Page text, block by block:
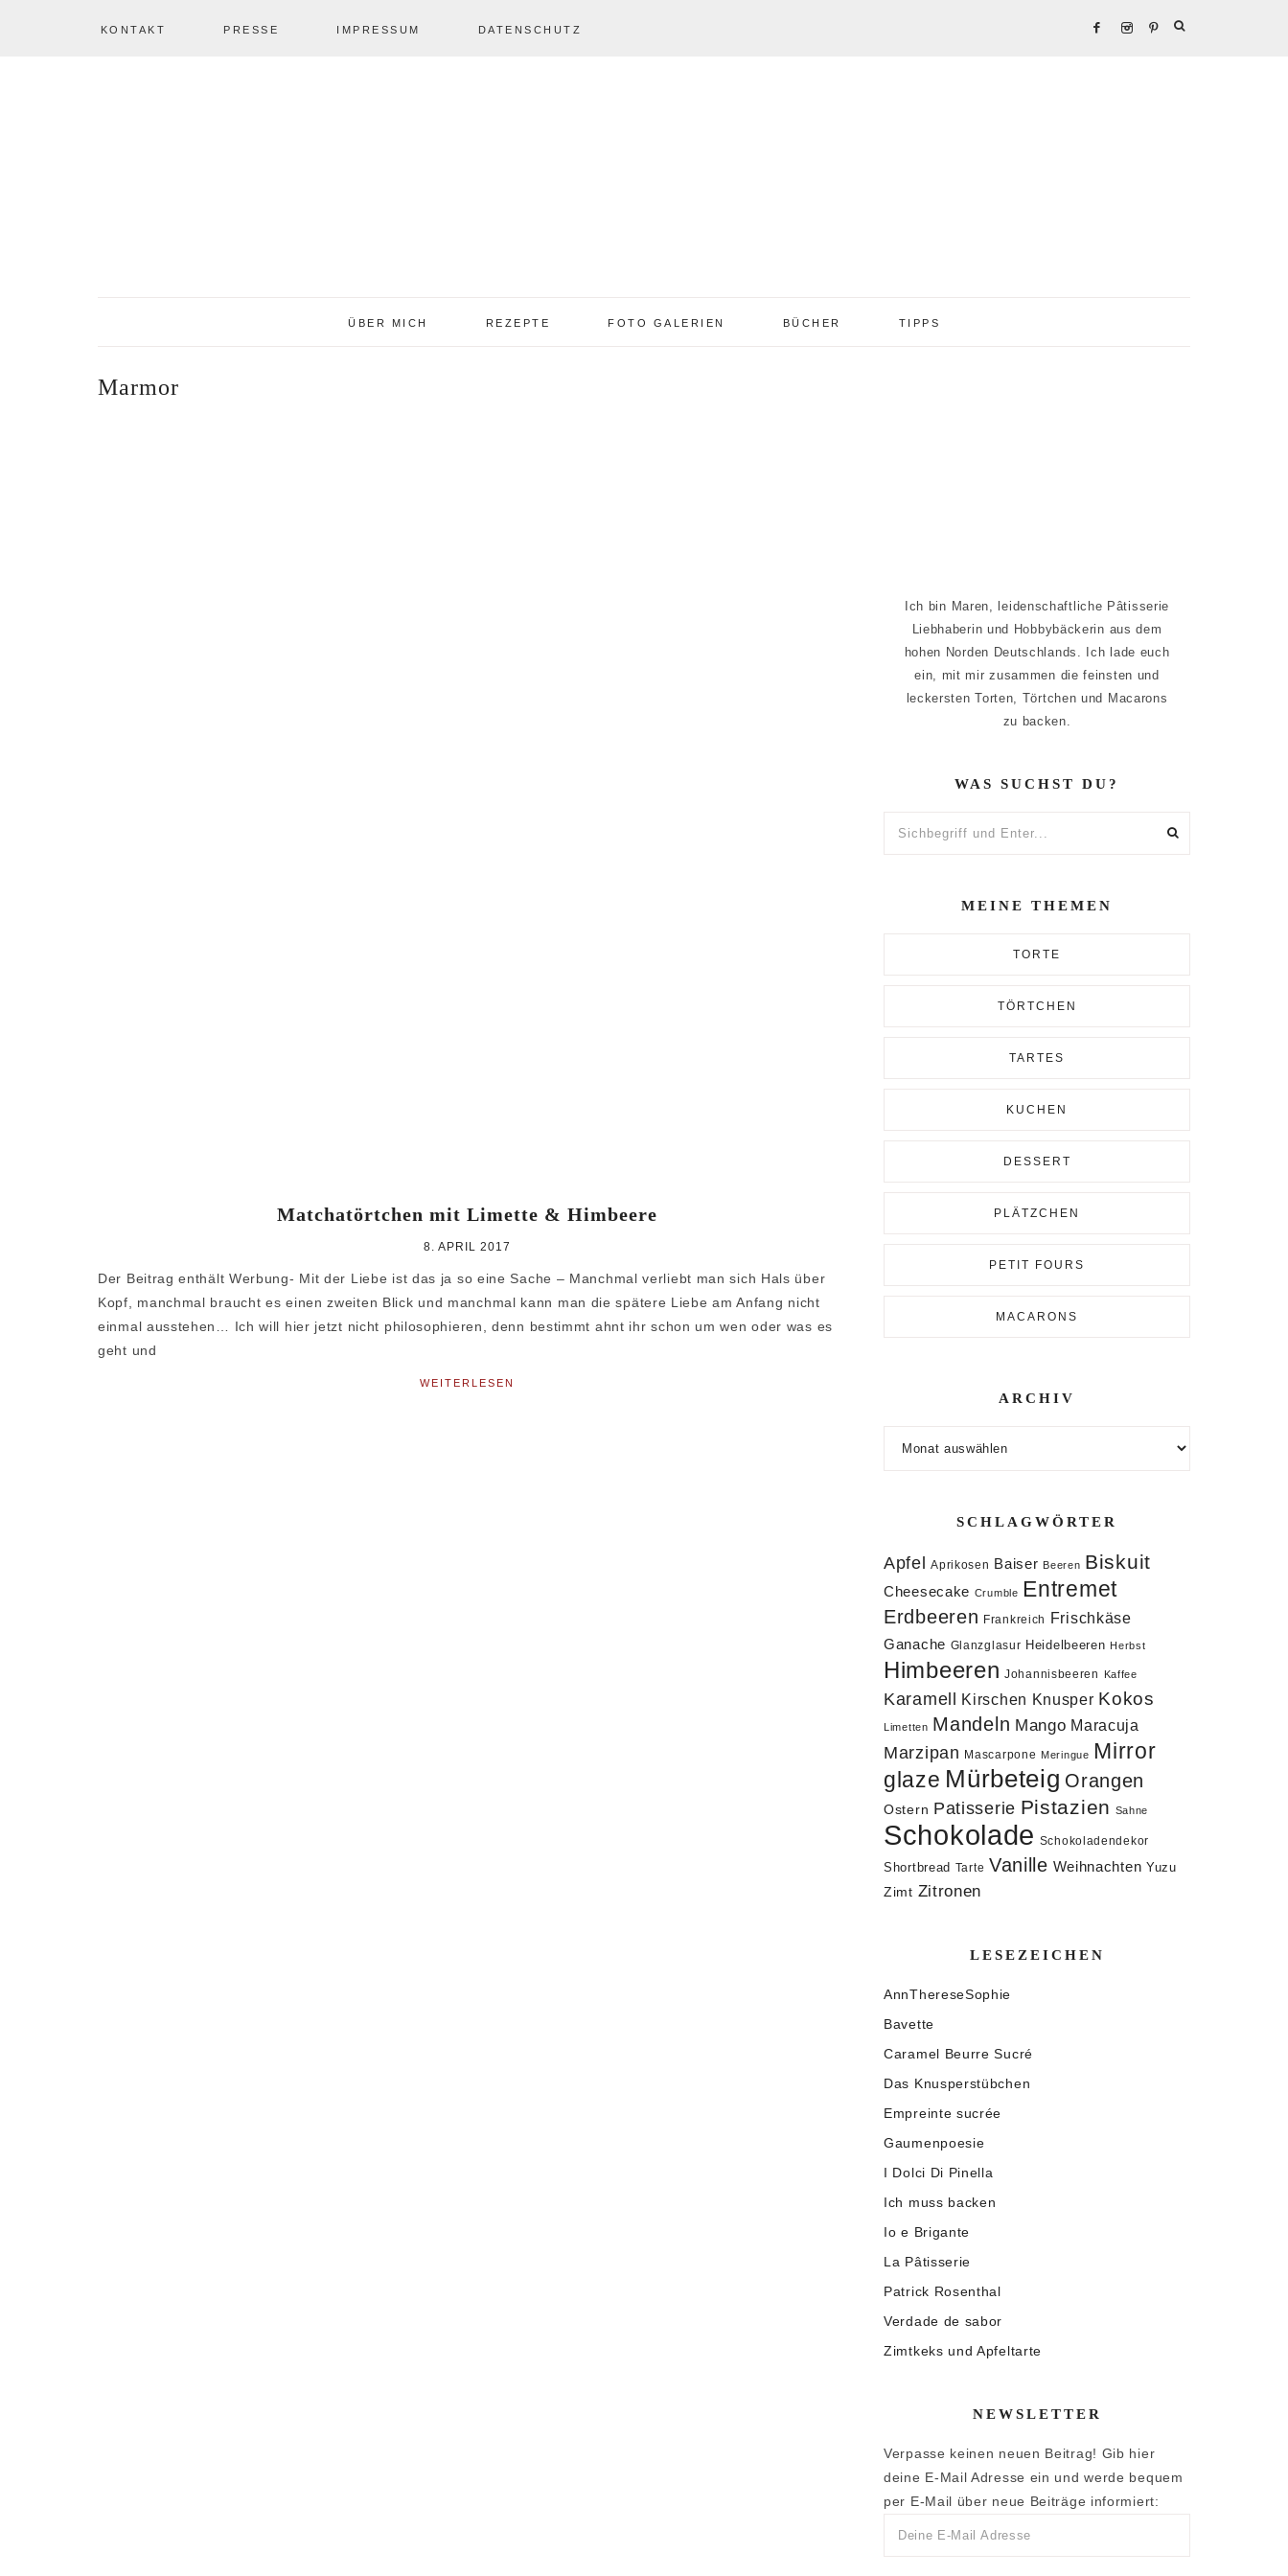
KONTAKT PRESSE IMPRESSUM DATENSCHUTZ
ÜBER MICH REZEPTE FOTO GALERIEN BÜCHER TIPPS
Marmor
Matchatörtchen mit Limette & Himbeere
8. APRIL 2017
Der Beitrag enthält Werbung- Mit der Liebe ist das ja so eine Sache – Manchmal verliebt man sich Hals über
Kopf, manchmal braucht es einen zweiten Blick und manchmal kann man die spätere Liebe am Anfang nicht
einmal ausstehen… Ich will hier jetzt nicht philosophieren, denn bestimmt ahnt ihr schon um wen oder was es
geht und
WEITERLESEN
Ich bin Maren, leidenschaftliche Pâtisserie
Liebhaberin und Hobbybäckerin aus dem
hohen Norden Deutschlands. Ich lade euch
ein, mit mir zusammen die feinsten und
leckersten Torten, Törtchen und Macarons
zu backen.
WAS SUCHST DU?
MEINE THEMEN
TORTE
TÖRTCHEN
TARTES
KUCHEN
DESSERT
PLÄTZCHEN
PETIT FOURS
MACARONS
ARCHIV
SCHLAGWÖRTER
Apfel Aprikosen Baiser Beeren Biskuit
Cheesecake Crumble Entremet
Erdbeeren Frankreich Frischkäse
Ganache Glanzglasur Heidelbeeren Herbst
Himbeeren Johannisbeeren Kaffee
Karamell Kirschen Knusper Kokos
Limetten Mandeln Mango Maracuja
Marzipan Mascarpone Meringue Mirror
glaze Mürbeteig Orangen
Ostern Patisserie Pistazien Sahne
Schokolade Schokoladendekor
Shortbread Tarte Vanille Weihnachten Yuzu
Zimt Zitronen
LESEZEICHEN
AnnThereseSophie
Bavette
Caramel Beurre Sucré
Das Knusperstübchen
Empreinte sucrée
Gaumenpoesie
I Dolci Di Pinella
Ich muss backen
Io e Brigante
La Pâtisserie
Patrick Rosenthal
Verdade de sabor
Zimtkeks und Apfeltarte
NEWSLETTER
Verpasse keinen neuen Beitrag! Gib hier
deine E-Mail Adresse ein und werde bequem
per E-Mail über neue Beiträge informiert: